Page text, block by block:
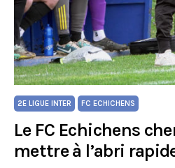
2E LIGUE INTER FC ECHICHENS
Le FC Echichens
mettre à l’abri